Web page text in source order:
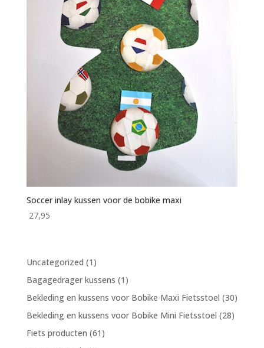
Soccer inlay kussen voor de bobike maxi
27,95
Uncategorized 1 1
product
Bagagedrager kussens 1 1
product
Bekleding en kussens voor Bobike Maxi Fietsstoel 3030
Bekleding en kussens voor Bobike Mini Fietsstoel 2828
Fiets producten 61 61